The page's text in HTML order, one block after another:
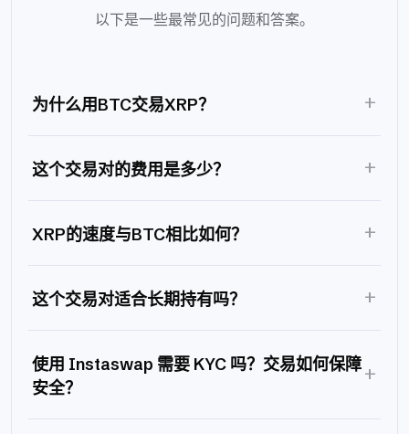
以下是一些最常见的问题和答案。
为什么用BTC交易XRP？ +
这个交易对的费用是多少？ +
XRP的速度与BTC相比如何？ +
这个交易对适合长期持有吗？ +
使用 Instaswap 需要 KYC 吗？交易如何保障
安全？
+